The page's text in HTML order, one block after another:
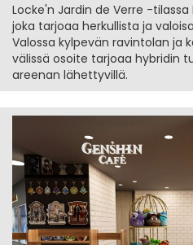
Locke'n Jardin de Verre -
joka tarjoaa herkullista ja
Valossa kylpevän ravintolan ja
välissä osoite tarjoaa hybridin
areenan lähettyvillä.